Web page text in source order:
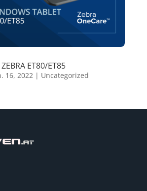
ET80/ET85
16, 2022| Uncategorized